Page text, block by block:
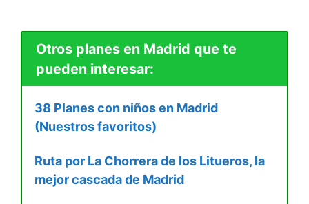
Otros planes en Madrid que te
pueden interesar:
38 Planes con niños en Madrid
(Nuestros favoritos)
Ruta por La Chorrera de los Litueros, la
mejor cascada de Madrid